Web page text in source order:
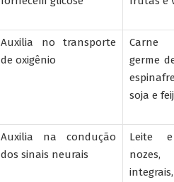
Auxilia no transporte
de oxigênio
Carne
germe
soja e
Auxilia na condução
dos sinais neurais
Leite e